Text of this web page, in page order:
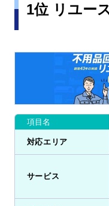
1位 リユー
項目名
対応エリア
サービス